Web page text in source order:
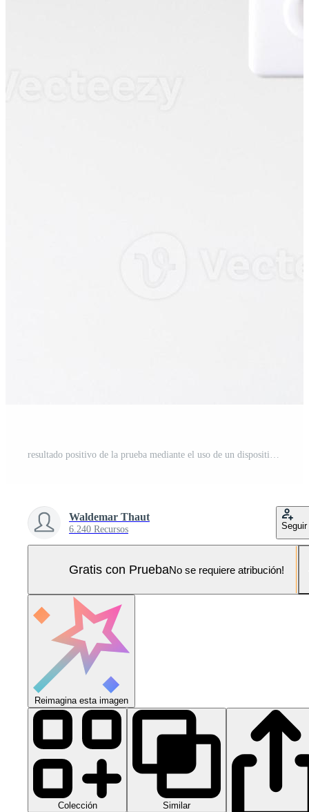
resultado positivo de la prueba mediante el uso de un dispositivo de prueba rápida para covid-19. Foto Pro
Waldemar Thaut
6.240 Recursos Seguir
Gratis con PruebaNo se requiere atribución!
Reimagina esta imagen
Colección Similar